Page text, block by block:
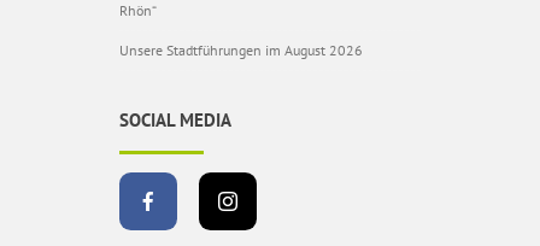
Rhön“
Unsere Stadtführungen im August 2026
SOCIAL MEDIA